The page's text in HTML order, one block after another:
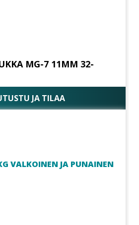
MG-7 11MM 32-
JA TILAA